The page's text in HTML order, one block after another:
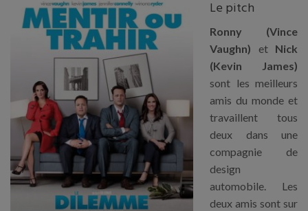
Le pitch
Ronny (Vince
Vaughn) et Nick
(Kevin James)
sont les meilleurs
amis du monde et
travaillent tous
deux dans une
compagnie de
design
automobile. Les
deux amis sont sur